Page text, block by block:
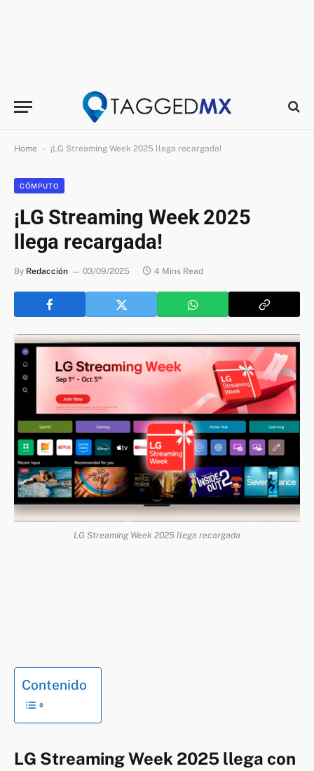
Home - ¡LG Streaming Week 2025 llega recargada!
CÓMPUTO
¡LG Streaming Week 2025
llega recargada!
By Redacción 03/09/2025 4 Mins Read
LG Streaming Week 2025 llega recargada
Contenido
LG Streaming Week 2025 llega con